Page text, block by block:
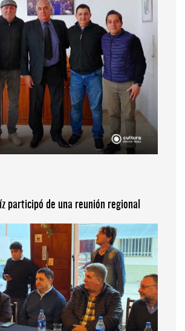
participó de una reunión regional